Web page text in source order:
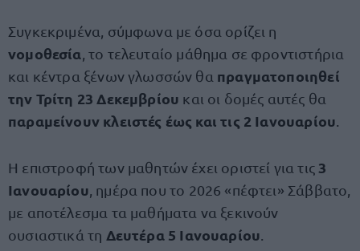
Συγκεκριμένα, σύμφωνα με όσα ορίζει η
νομοθεσία , το τελευταίο μάθημα σε φροντιστήρια
και κέντρα ξένων γλωσσών θα πραγματοποιηθεί
την Τρίτη 23 Δεκεμβρίου και οι δομές αυτές θα
παραμείνουν κλειστές έως και τις 2 Ιανουαρίου
Η επιστροφή των μαθητών έχει οριστεί για τις3
Ιανουαρίου , ημέρα που το 2026 «πέφτει» Σάββατο,
με αποτέλεσμα τα μαθήματα να ξεκινούν
ουσιαστικά τη Δευτέρα 5 Ιανουαρίου